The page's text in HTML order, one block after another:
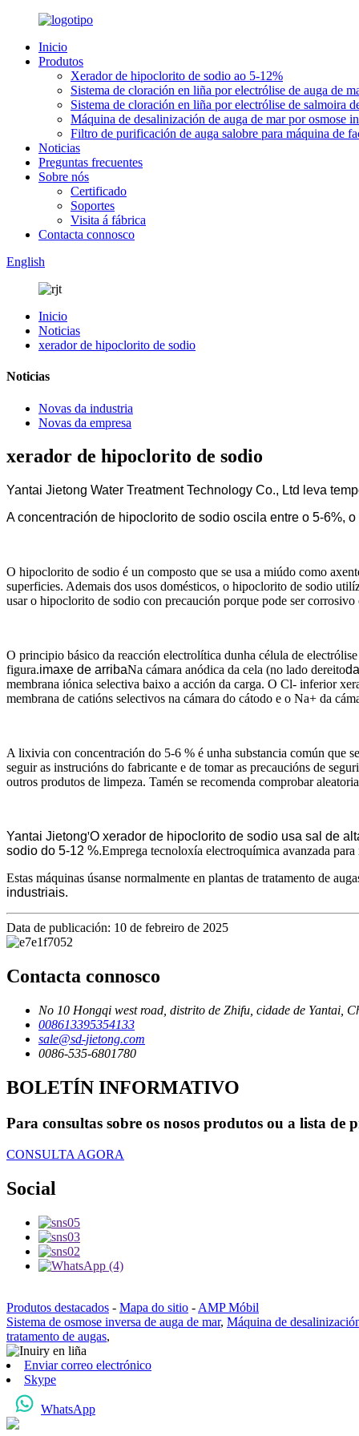
Inicio
Produtos
Xerador de hipoclorito de sodio ao 5-12%
Sistema de cloración en liña por electrólise de auga de
Sistema de cloración en liña por electrólise de salmoira
Máquina de desalinización de auga de mar por osmose
Filtro de purificación de auga salobre para máquina de
Noticias
Preguntas frecuentes
Sobre nós
Certificado
Soportes
Visita á fábrica
Contacta connosco
English
Inicio
Noticias
xerador de hipoclorito de sodio
Noticias
Novas da industria
Novas da empresa
xerador de hipoclorito de sodio
Yantai Jietong Water Treatment Technology Co., Ltd leva
A concentración de hipoclorito de sodio oscila entre o 5-6%,
O hipoclorito de sodio é un composto que se usa a miúdo como
superficies. Ademais dos usos domésticos, o hipoclorito de sodio
usar o hipoclorito de sodio con precaución porque pode ser
O principio básico da reacción electrolítica dunha célula de
figura.imaxe de arribaNa cámara anódica da cela (no lado dereito
membrana iónica selectiva baixo a acción da carga. O Cl- inferior
membrana de catións selectivos na cámara do cátodo e o Na+ da
A lixivia con concentración do 5-6 % é unha substancia común que
seguir as instrucións do fabricante e de tomar as precaucións de
outros produtos de limpeza. Tamén se recomenda comprobar
Yantai Jietong'O xerador de hipoclorito de sodio usa sal de
sodio do 5-12 %.Emprega tecnoloxía electroquímica avanzada
Estas máquinas úsanse normalmente en plantas de tratamento de
industriais.
Data de publicación: 10 de febreiro de 2025
Contacta connosco
No 10 Hongqi west road, distrito de Zhifu, cidade de Yantai,
008613395354133
sale@sd-jietong.com
0086-535-6801780
BOLETÍN INFORMATIVO
Para consultas sobre os nosos produtos ou a lista de
CONSULTA AGORA
Social
Produtos destacados - Mapa do sitio - AMP Móbil
Sistema de osmose inversa de auga de mar, Máquina de
tratamento de augas,
Enviar correo electrónico
Skype
WhatsApp